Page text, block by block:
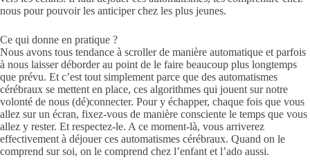
nous pour pouvoir les anticiper chez les plus jeunes.
Ce qui donne en pratique ?
Nous avons tous tendance à scroller de manière automatique et parfois
à nous laisser déborder au point de le faire beaucoup plus longtemps
que prévu. Et c’est tout simplement parce que des automatismes
cérébraux se mettent en place, ces algorithmes qui jouent sur notre
volonté de nous (dé)connecter. Pour y échapper, chaque fois que vous
allez sur un écran, fixez-vous de manière consciente le temps que vous
allez y rester. Et respectez-le. A ce moment-là, vous arriverez
effectivement à déjouer ces automatismes cérébraux. Quand on le
comprend sur soi, on le comprend chez l’enfant et l’ado aussi.